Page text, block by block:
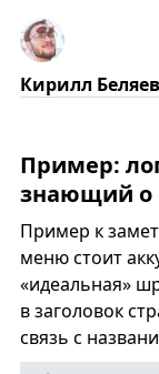
Кирилл Беляев
Пример:
знающий о
Пример к
меню стоит
«идеальная»
в заголовок
связь с